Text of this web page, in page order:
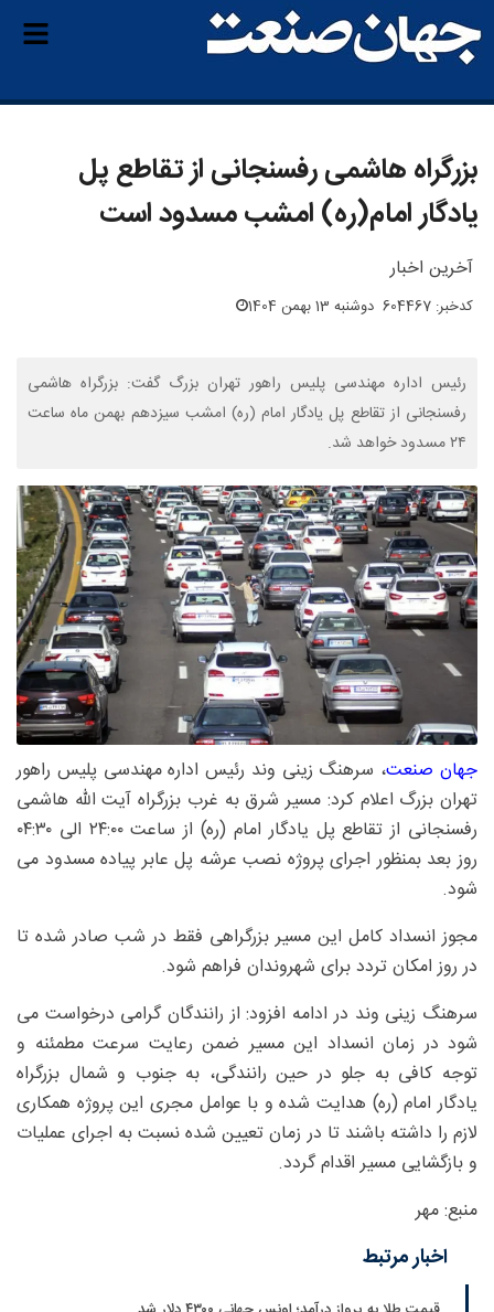
بزرگراه هاشمی رفسنجانی از تقاطع پل
یادگار امام(ره) امشب مسدود است
آخرین اخبار
کدخبر: 604467 دوشنبه 13 بهمن 1404
رئیس اداره مهندسی پلیس راهور تهران بزرگ گفت: بزرگراه هاشمی
رفسنجانی از تقاطع پل یادگار امام (ره) امشب سیزدهم بهمن ماه ساعت
۲۴ مسدود خواهد شد.
جهان صنعت، سرهنگ زینی وند رئیس اداره مهندسی پلیس راهور
تهران بزرگ اعلام کرد: مسیر شرق به غرب بزرگراه آیت الله هاشمی
رفسنجانی از تقاطع پل یادگار امام (ره) از ساعت ۲۴:۰۰ الی ۰۴:۳۰
روز بعد بمنظور اجرای پروژه نصب عرشه پل عابر پیاده مسدود می
شود.
مجوز انسداد کامل این مسیر بزرگراهی فقط در شب صادر شده تا
در روز امکان تردد برای شهروندان فراهم شود.
سرهنگ زینی وند در ادامه افزود: از رانندگان گرامی درخواست می
شود در زمان انسداد این مسیر ضمن رعایت سرعت مطمئنه و
توجه کافی به جلو در حین رانندگی، به جنوب و شمال بزرگراه
یادگار امام (ره) هدایت شده و با عوامل مجری این پروژه همکاری
لازم را داشته باشند تا در زمان تعیین شده نسبت به اجرای عملیات
و بازگشایی مسیر اقدام گردد.
منبع: مهر
اخبار مرتبط